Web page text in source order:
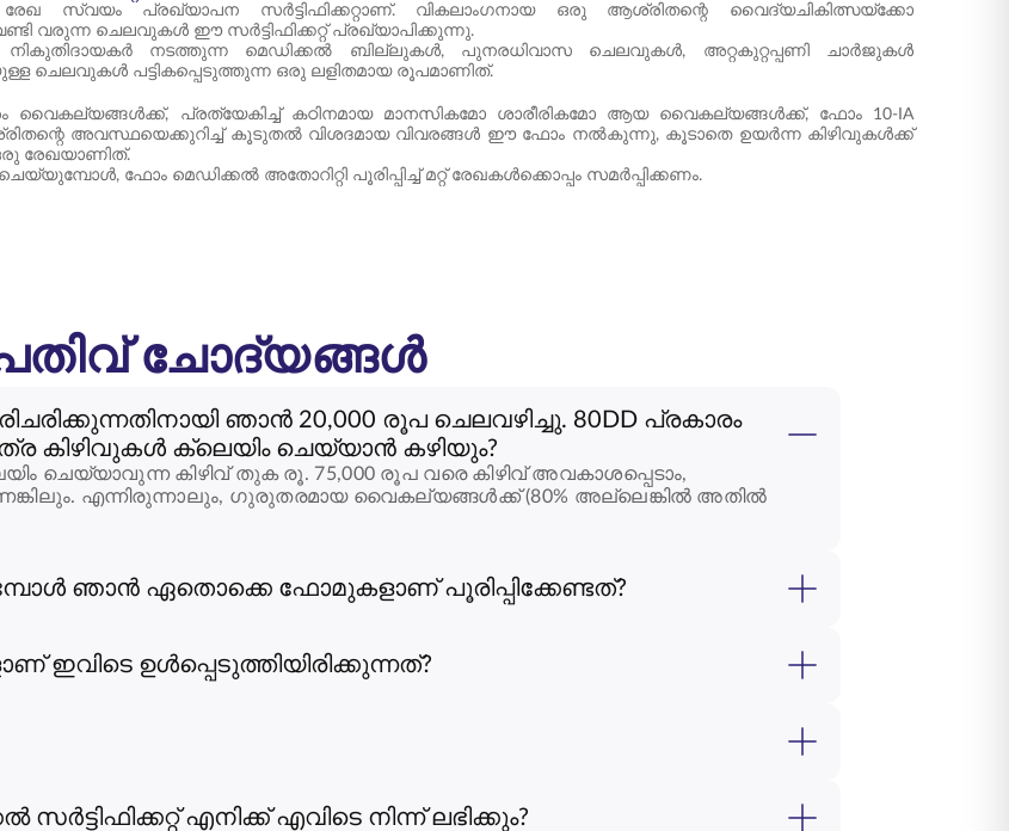
സ്വയം പ്രഖ്യാപന സർട്ടിഫിക്കറ്റാണ്. വികലാംഗനായ ഒരു ആശ്രിതന്റെ വൈദ്യചികിത്സയ്‌ക്കോ
വരുന്ന ചെലവുകൾ ഈ സർട്ടിഫിക്കറ്റ് പ്രഖ്യാപിക്കുന്നു.
നികുതിദായകർ നടത്തുന്ന മെഡിക്കൽ ബില്ലുകൾ, പുനരധിവാസ ചെലവുകൾ, അറ്റകുറ്റപ്പണി ചാർജുകൾ
ചെലവുകൾ പട്ടികപ്പെടുത്തുന്ന ഒരു ലളിതമായ രൂപമാണിത്.
വൈകല്യങ്ങൾക്ക്, പ്രത്യേകിച്ച് കഠിനമായ മാനസികമോ ശാരീരികമോ ആയ വൈകല്യങ്ങൾക്ക്, ഫോം 10-IA
അവസ്ഥയെക്കുറിച്ച് കൂടുതൽ വിശദമായ വിവരങ്ങൾ ഈ ഫോം നൽകുന്നു, കൂടാതെ ഉയർന്ന കിഴിവുകൾക്ക്
രേഖയാണിത്.
ഫോം മെഡിക്കൽ അതോറിറ്റി പൂരിപ്പിച്ച് മറ്റ് രേഖകൾക്കൊപ്പം സമർപ്പിക്കണം.
ചോദ്യങ്ങൾ
ഞാൻ 20,000 രൂപ ചെലവഴിച്ചു. 80DD പ്രകാരം
കിഴിവുകൾ ക്ലെയിം ചെയ്യാൻ കഴിയും?
ചെയ്യാവുന്ന കിഴിവ് തുക രൂ. 75,000 രൂപ വരെ കിഴിവ് അവകാശപ്പെടാം,
എന്നിരുന്നാലും, ഗുരുതരമായ വൈകല്യങ്ങൾക്ക് (80% അല്ലെങ്കിൽ അതിൽ
ഞാൻ ഏതൊക്കെ ഫോമുകളാണ് പൂരിപ്പിക്കേണ്ടത്?
ഉൾപ്പെടുത്തിയിരിക്കുന്നത്?
എനിക്ക് എവിടെ നിന്ന് ലഭിക്കും?